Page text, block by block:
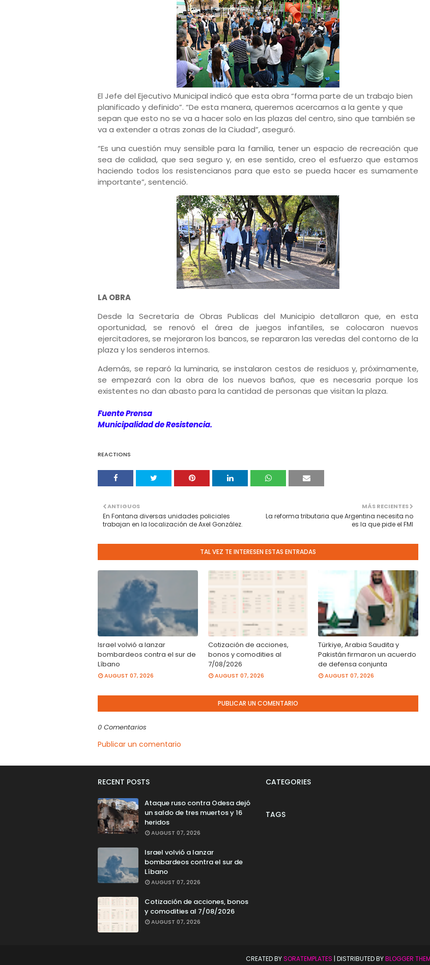
El Jefe del Ejecutivo Municipal indicó que esta obra “forma parte de un trabajo bien
planificado y definido”. “De esta manera, queremos acercarnos a la gente y que
sepan que esto no se va a hacer solo en las plazas del centro, sino que también se
va a extender a otras zonas de la Ciudad”, aseguró.
“Es una cuestión muy sensible para la familia, tener un espacio de recreación que
sea de calidad, que sea seguro y, en ese sentido, creo el esfuerzo que estamos
haciendo todos los resistencianos para que esto se pueda hacer es sumamente
importante”, sentenció.
LA OBRA
Desde la Secretaría de Obras Publicas del Municipio detallaron que, en esta
oportunidad, se renovó el área de juegos infantiles, se colocaron nuevos
ejercitadores, se mejoraron los bancos, se repararon las veredas del contorno de la
plaza y los senderos internos.
Además, se reparó la luminaria, se instalaron cestos de residuos y, próximamente,
se empezará con la obra de los nuevos baños, que es necesaria porque los
existentes no dan abasto para la cantidad de personas que visitan la plaza.
Fuente Prensa
Municipalidad de Resistencia.
REACTIONS
MÁS RECIENTES
La reforma tributaria que Argentina necesita no
es la que pide el FMI
ANTIGUOS
En Fontana diversas unidades policiales
trabajan en la localización de Axel González.
TAL VEZ TE INTERESEN ESTAS ENTRADAS
Israel volvió a lanzar
bombardeos contra el sur de
Líbano
AUGUST 07, 2026
Cotización de acciones,
bonos y comodities al
7/08/2026
AUGUST 07, 2026
Türkiye, Arabia Saudita y
Pakistán firmaron un acuerdo
de defensa conjunta
AUGUST 07, 2026
PUBLICAR UN COMENTARIO
0 Comentarios
Publicar un comentario
RECENT POSTS
Ataque ruso contra Odesa dejó
un saldo de tres muertos y 16
heridos
AUGUST 07, 2026
Israel volvió a lanzar
bombardeos contra el sur de
Líbano
AUGUST 07, 2026
Cotización de acciones, bonos
y comodities al 7/08/2026
AUGUST 07, 2026
CATEGORIES
TAGS
CREATED BYSORATEMPLATES | DISTRIBUTED BYBLOGGER